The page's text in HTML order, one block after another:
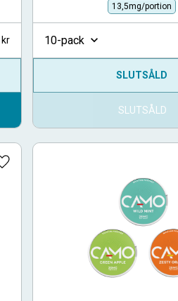
13,5mg/portion
10-pack
SLUTSÅLD
SLUTSÅLD
Lägg till i favoriter